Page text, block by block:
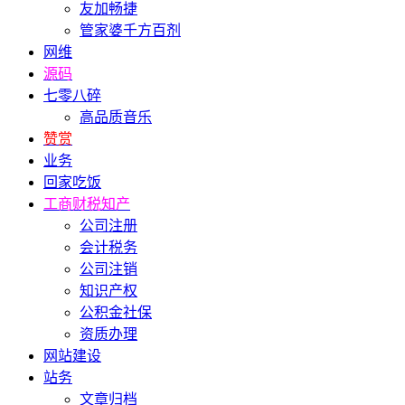
友加畅捷
管家婆千方百剂
网维
源码
七零八碎
高品质音乐
赞赏
业务
回家吃饭
工商财税知产
公司注册
会计税务
公司注销
知识产权
公积金社保
资质办理
网站建设
站务
文章归档